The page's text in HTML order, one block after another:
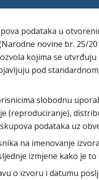
podataka u
novine br. 25/
kojima se
pod
slobodnu
(reproduciranje),
podataka uz
na imenovanje
izmjene kako je to
o izvoru i datumu